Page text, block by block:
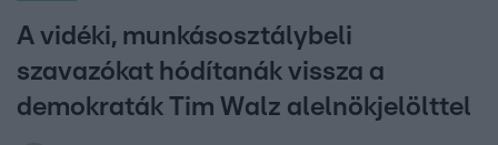
A vidéki, munkásosztálybeli
szavazókat hódítanák vissza a
demokraták Tim Walz alelnökjelölttel